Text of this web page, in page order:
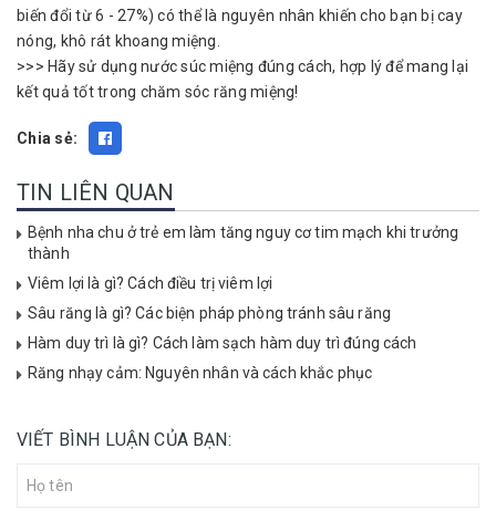
biến đổi từ 6 - 27%) có thể là nguyên nhân khiến cho bạn bị cay
nóng, khô rát khoang miệng.
>>> Hãy sử dụng nước súc miệng đúng cách, hợp lý để mang lại
kết quả tốt trong chăm sóc răng miệng!
Chia sẻ:
TIN LIÊN QUAN
Bệnh nha chu ở trẻ em làm tăng nguy cơ tim mạch khi trưởng
thành
Viêm lợi là gì? Cách điều trị viêm lợi
Sâu răng là gì? Các biện pháp phòng tránh sâu răng
Hàm duy trì là gì? Cách làm sạch hàm duy trì đúng cách
Răng nhạy cảm: Nguyên nhân và cách khắc phục
VIẾT BÌNH LUẬN CỦA BẠN: